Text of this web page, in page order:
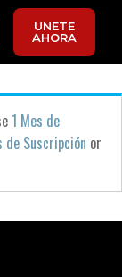
UNETE
AHORA
1 Mes de
de Suscripción or